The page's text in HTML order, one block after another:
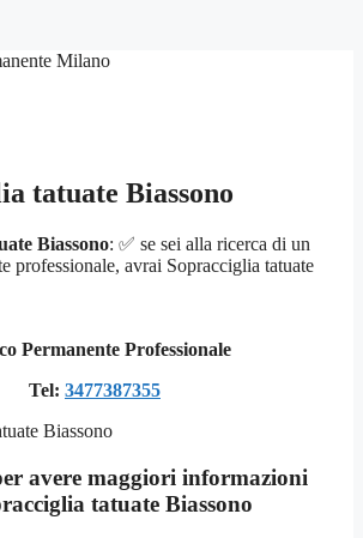
Milano
tatuate Biassono
Biassono: ✅ se sei alla ricerca di un
professionale, avrai Sopracciglia tatuate
Permanente Professionale
Tel: 3477387355
avere maggiori informazioni
tatuate Biassono